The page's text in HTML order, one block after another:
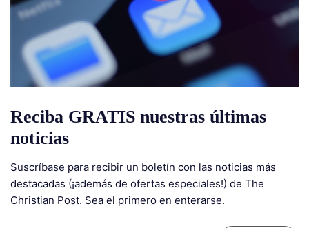
Reciba GRATIS nuestras últimas
noticias
Suscríbase para recibir un boletín con las noticias más
destacadas (¡además de ofertas especiales!) de The
Christian Post. Sea el primero en enterarse.